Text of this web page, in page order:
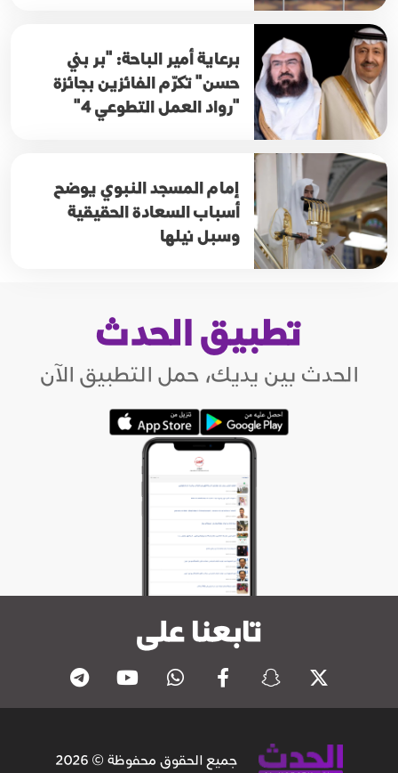
برعاية أمير الباحة: "بر بني
حسن" تكرّم الفائزين بجائزة
"رواد العمل التطوعي 4"
إمام المسجد النبوي يوضح
أسباب السعادة الحقيقية
وسبل نيلها
تطبيق الحدث
الحدث بين يديك، حمل التطبيق الآن
تابعنا على
جميع الحقوق محفوظة © 2026